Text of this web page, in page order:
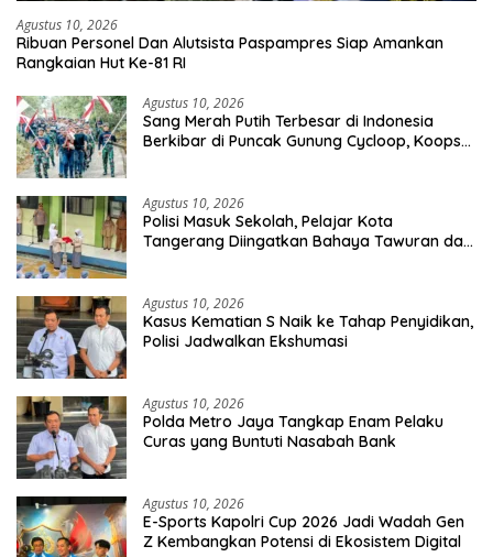
Agustus 10, 2026
Ribuan Personel Dan Alutsista Paspampres Siap Amankan
Rangkaian Hut Ke-81 RI
Agustus 10, 2026
Sang Merah Putih Terbesar di Indonesia
Berkibar di Puncak Gunung Cycloop, Koops
Agustus 10, 2026
Polisi Masuk Sekolah, Pelajar Kota
Tangerang Diingatkan Bahaya Tawuran dan
Agustus 10, 2026
Kasus Kematian S Naik ke Tahap Penyidikan,
Polisi Jadwalkan Ekshumasi
Agustus 10, 2026
Polda Metro Jaya Tangkap Enam Pelaku
Curas yang Buntuti Nasabah Bank
Agustus 10, 2026
E-Sports Kapolri Cup 2026 Jadi Wadah Gen
Z Kembangkan Potensi di Ekosistem Digital